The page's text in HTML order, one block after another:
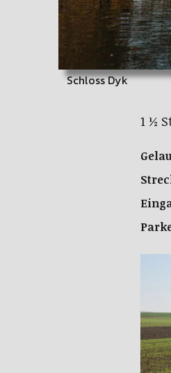
Schloss Dyk
1 ½